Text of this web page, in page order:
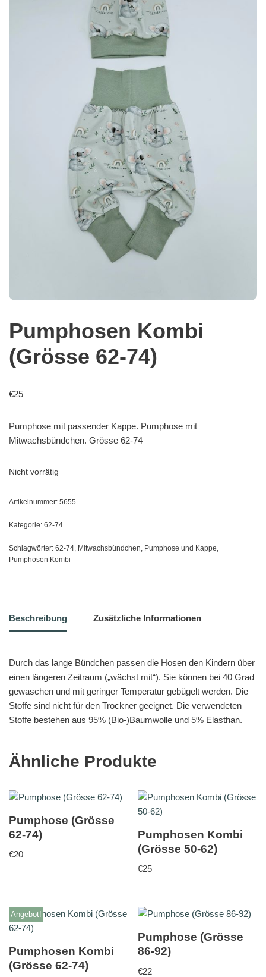
Pumphosen Kombi
(Grösse 62-74)
€25
Pumphose mit passender Kappe. Pumphose mit
Mitwachsbündchen. Grösse 62-74
Nicht vorrätig
Artikelnummer: 5655
Kategorie: 62-74
Schlagwörter: 62-74 Mitwachsbündchen Pumphose und Kappe
Pumphosen Kombi
Beschreibung Zusätzliche Informationen
Durch das lange Bündchen passen die Hosen den Kindern über
einen längeren Zeitraum („wächst mit“). Sie können bei 40 Grad
gewaschen und mit geringer Temperatur gebügelt werden. Die
Stoffe sind nicht für den Trockner geeignet. Die verwendeten
Stoffe bestehen aus 95% (Bio-)Baumwolle und 5% Elasthan.
Ähnliche Produkte
Pumphose (Grösse
62-74)
€20
Pumphosen Kombi
(Grösse 50-62)
€25
Angebot!
Pumphosen Kombi
(Grösse 62-74)
Pumphose (Grösse
86-92)
€22